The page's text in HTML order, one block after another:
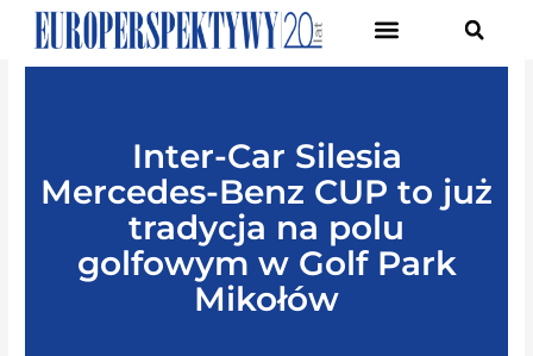
Inter-Car Silesia
Mercedes-Benz CUP to już
tradycja na polu
golfowym w Golf Park
Mikołów